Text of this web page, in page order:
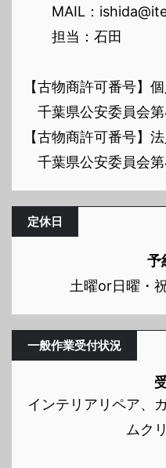
MAIL：
担当：石田
【古物商許可番号】個
千葉県公安委員会
【古物商許可番号】法
千葉県公安委員会
定休日
予
土曜or日曜・
一般作業受付状況
インテリアリペア、
ムク